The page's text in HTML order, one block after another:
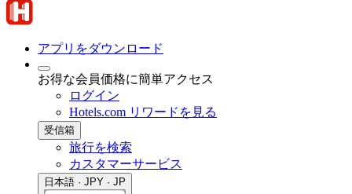
アプリをダウンロード
お得な会員価格に簡単アクセス
ログイン
Hotels.com リワードを見る
受信箱
旅行を検索
カスタマーサービス
日本語 · JPY · JP